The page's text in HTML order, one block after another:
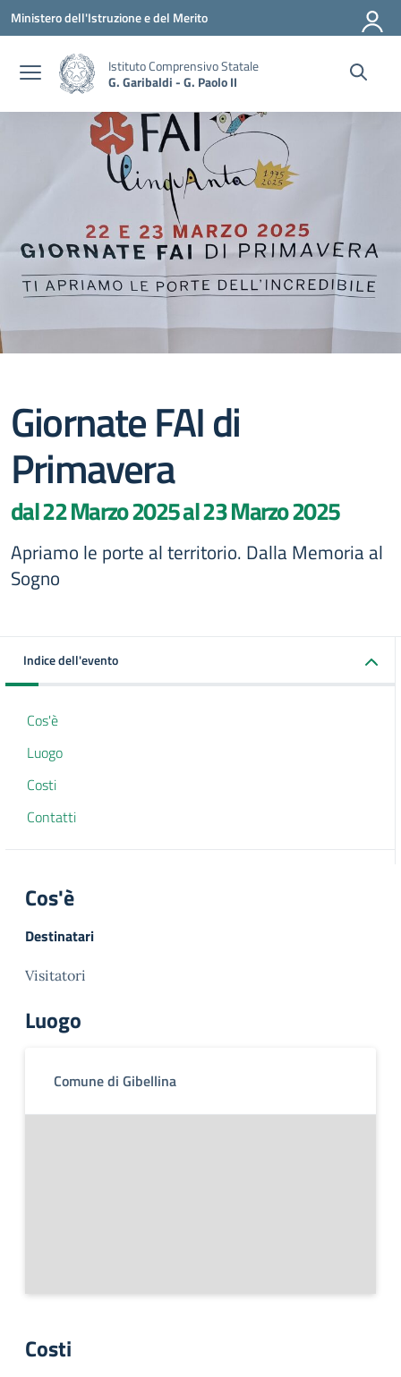
Vai ai contenuti
Vai al menu di navigazione
Vai al footer
Ministero dell'Istruzione e del Merito
Istituto Comprensivo Statale
G. Garibaldi - G. Paolo II
Giornate FAI di
Primavera
dal 22 Marzo 2025 al 23 Marzo 2025
Apriamo le porte al territorio. Dalla Memoria al
Sogno
Indice dell'evento
Cos'è
Luogo
Costi
Contatti
Cos'è
Destinatari
Visitatori
Luogo
Comune di Gibellina
Costi